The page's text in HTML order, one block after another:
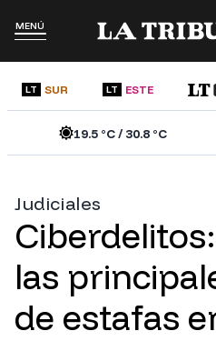
MENÚ
LT SUR LT ESTE
19.5°C /30.8°C
Judiciales
las
de estafas